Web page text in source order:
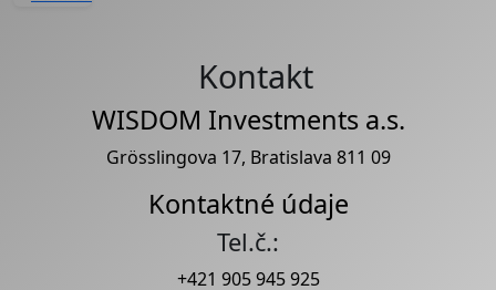
Kontakt
WISDOM Investments a.s.
Grösslingova 17, Bratislava 811 09
Kontaktné údaje
Tel.č.:
+421 905 945 925